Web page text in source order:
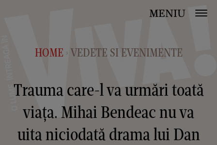
MENIU
HOME > VEDETE SI EVENIMENTE
Trauma care-l va urmări toată
viața. Mihai Bendeac nu va
uita niciodată drama lui Dan